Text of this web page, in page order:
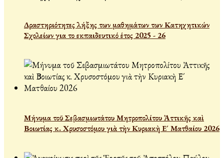
Δραστηριότητες λήξης των μαθημάτων των Κατηχητικών
Σχολείων για το εκπαιδευτικό έτος 2025 - 26
Μήνυμα τοῦ Σεβασμιωτάτου Μητροπολίτου Ἀττικῆς καὶ
Βοιωτίας κ. Χρυσοστόμου γιὰ τὴν Κυριακὴ Ε´ Ματθαίου 2026